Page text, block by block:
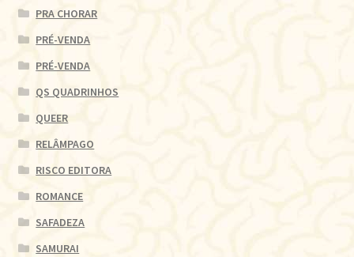
PRA CHORAR
PRÉ-VENDA
PRÉ-VENDA
QS QUADRINHOS
QUEER
RELÂMPAGO
RISCO EDITORA
ROMANCE
SAFADEZA
SAMURAI